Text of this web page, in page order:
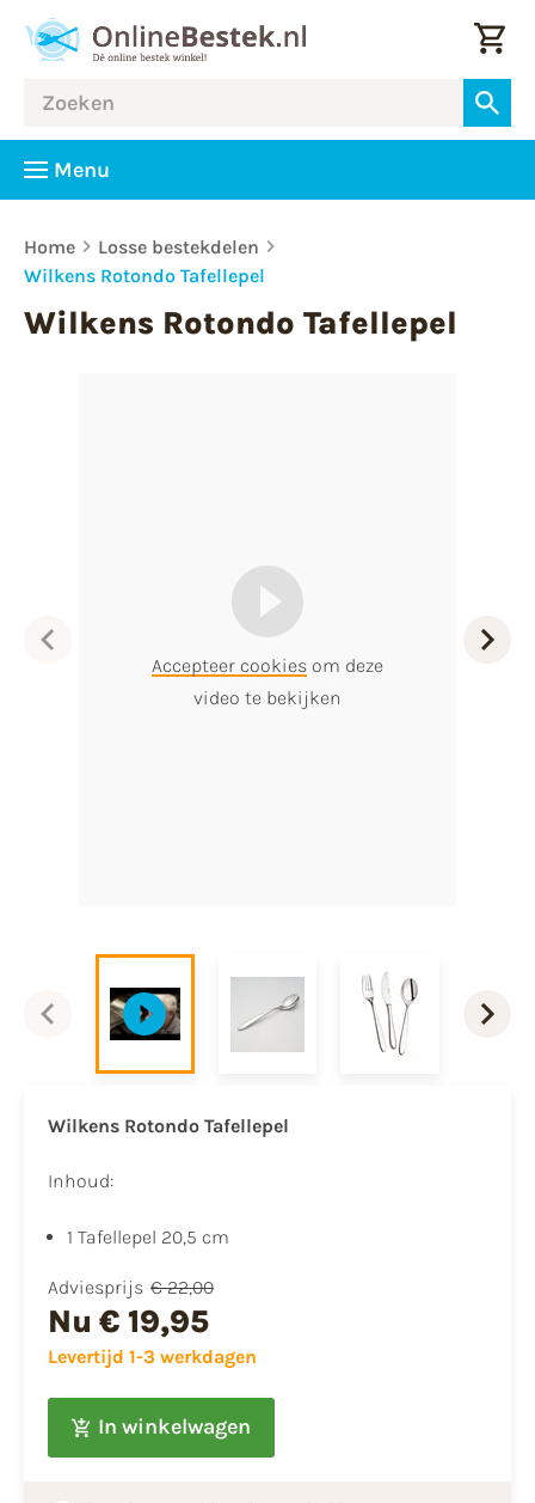
Menu
Home
Losse bestekdelen
Wilkens Rotondo Tafellepel
Wilkens Rotondo Tafellepel
Accepteer cookies om deze
video te bekijken
Wilkens Rotondo Tafellepel
Inhoud:
1 Tafellepel 20,5 cm
Adviesprijs € 22,00
Nu € 19,95
Levertijd 1-3 werkdagen
In winkelwagen